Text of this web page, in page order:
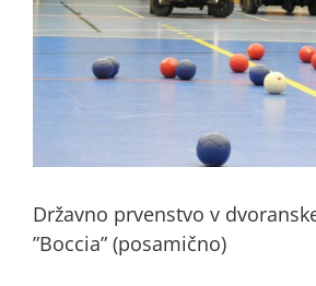
Državno prvenstvo v
”Boccia” (posamično)